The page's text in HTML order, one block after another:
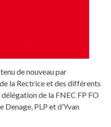
de nouveau par
la Rectrice et des différents
de la FNEC FP FO
PLP et d’Yvan